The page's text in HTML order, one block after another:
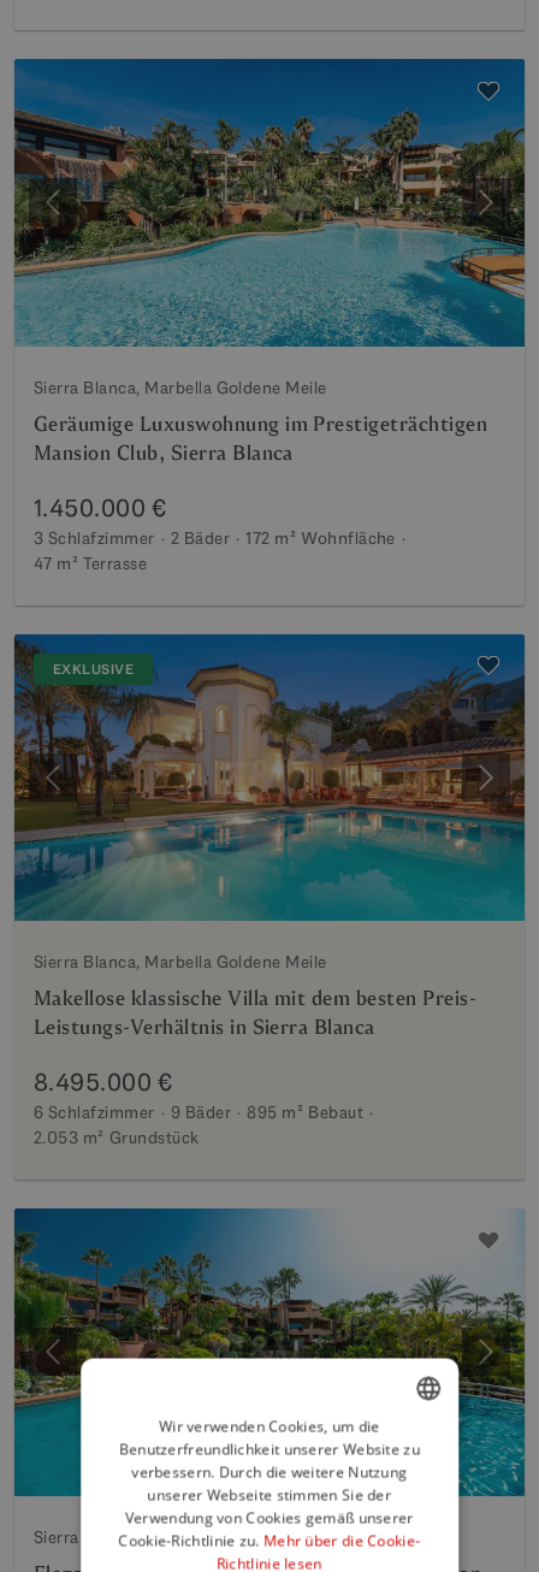
Vorherige
Sierra Blanca, Marbella Goldene Meile
Geräumige Luxuswohnung im Prestigeträchtigen
Mansion Club, Sierra Blanca
1.450.000 €
3 Schlafzimmer 2 Bäder 172 m² Wohnfläche
47 m² Terrasse
EXKLUSIVE
Vorherige
Sierra Blanca, Marbella Goldene Meile
Makellose klassische Villa mit dem besten Preis-
Leistungs-Verhältnis in Sierra Blanca
8.495.000 €
6 Schlafzimmer 9 Bäder 895 m² Bebaut
2.053 m² Grundstück
Vorherige
Sierra Blanca, Marbella Goldene Meile
ENGLISH
SPANISH
FRENCH
Wir verwenden Cookies, um die
Benutzerfreundlichkeit unserer Website zu
verbessern. Durch die weitere Nutzung
unserer Webseite stimmen Sie der
Verwendung von Cookies gemäß unserer
Cookie-Richtlinie zu. Mehr über die Cookie-
Richtlinie lesen